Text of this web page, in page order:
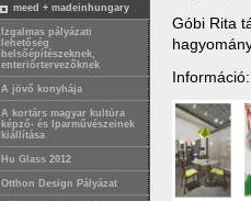
meed + madeinhungary
Izgalmas pályázati
lehetőség
belsőépítészeknek,
enteriőrtervezőknek
A jövő konyhája
A kortárs magyar kultúra
képző- és Iparművészeinek
kiállítása
Hu Glass 2012
Otthon Design Pályázat
Góbi Rita